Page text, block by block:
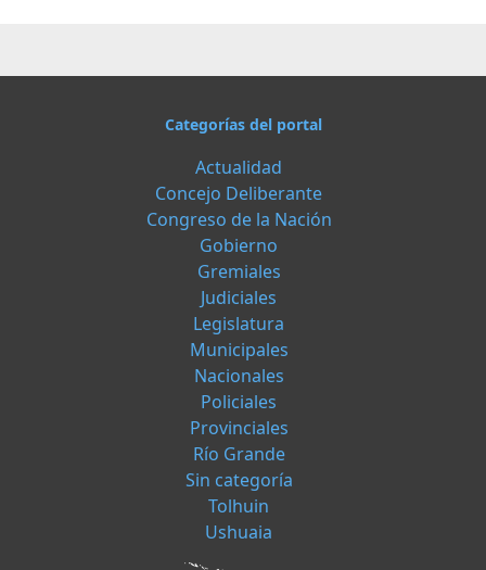
Categorías del portal
Actualidad
Concejo Deliberante
Congreso de la Nación
Gobierno
Gremiales
Judiciales
Legislatura
Municipales
Nacionales
Policiales
Provinciales
Río Grande
Sin categoría
Tolhuin
Ushuaia